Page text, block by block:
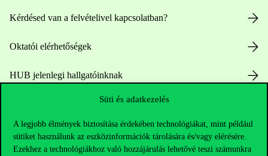
Süti és adatkezelés
A legjobb élmények biztosítása érdekében technológiákat, mint például
sütiket használunk az eszközinformációk tárolására és/vagy elérésére.
Ezekhez a technológiákhoz való hozzájárulás lehetővé teszi számunkra
Kérdésed van a felvételivel kapcsolatban?
Oktatói elérhetőségek
HUB jelenlegi hallgatóinknak
press@uni-corvinus.hu